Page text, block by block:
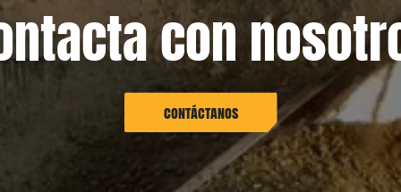
con
contáctanos